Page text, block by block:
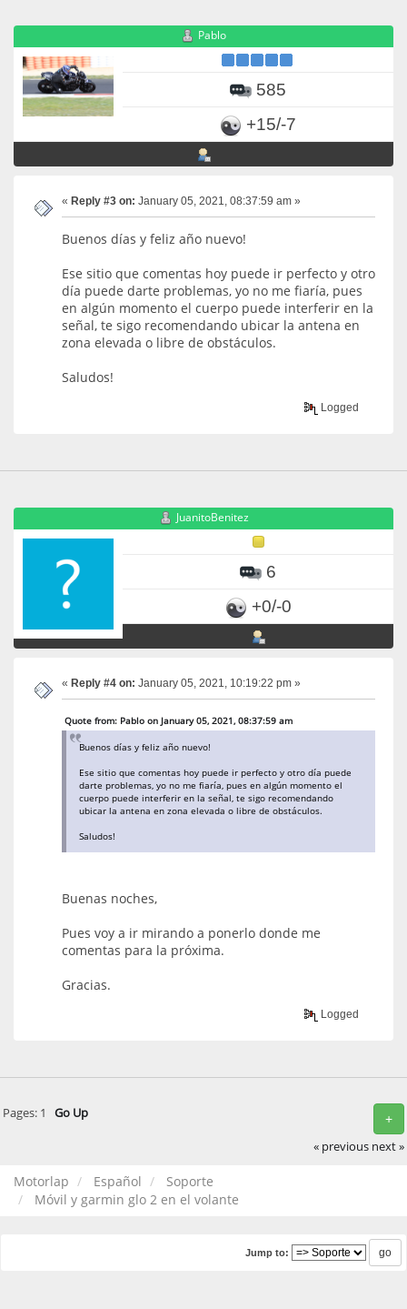
Pablo
585
+15/-7
« Reply #3 on: January 05, 2021, 08:37:59 am »
Buenos días y feliz año nuevo!
Ese sitio que comentas hoy puede ir perfecto y otro
día puede darte problemas, yo no me fiaría, pues
en algún momento el cuerpo puede interferir en la
señal, te sigo recomendando ubicar la antena en
zona elevada o libre de obstáculos.
Saludos!
Logged
JuanitoBenitez
6
+0/-0
« Reply #4 on: January 05, 2021, 10:19:22 pm »
Quote from: Pablo on January 05, 2021, 08:37:59 am
Buenos días y feliz año nuevo!
Ese sitio que comentas hoy puede ir perfecto y otro día puede
darte problemas, yo no me fiaría, pues en algún momento el
cuerpo puede interferir en la señal, te sigo recomendando
ubicar la antena en zona elevada o libre de obstáculos.
Saludos!
Buenas noches,
Pues voy a ir mirando a ponerlo donde me
comentas para la próxima.
Gracias.
Logged
+
Pages: 1 Go Up
« previous next »
Motorlap Español
Soporte
Móvil y garmin glo 2 en el volante
Jump to: